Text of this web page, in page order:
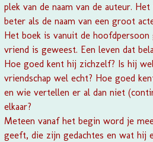
plek van de naam van de auteur.
beter als de naam van een groot
Het boek is vanuit de
vriend is geweest. Een leven dat
Hoe goed kent hij zichzelf? Is hij
vriendschap wel echt? Hoe goed
en wie vertellen er al dan niet
elkaar?
Meteen vanaf het begin word je
geeft, die zijn gedachtes en wat hij